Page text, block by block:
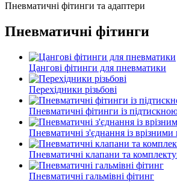
Пневматичні фітинги та адаптери
Пневматичні фітинги
Цангові фітинги для пневматики
Перехідники різьбові
Пневматичні фітинги із
Пневматичні з'єднання із врізними
Пневматичні клапани та
Пневматичні гальмівні фітинг